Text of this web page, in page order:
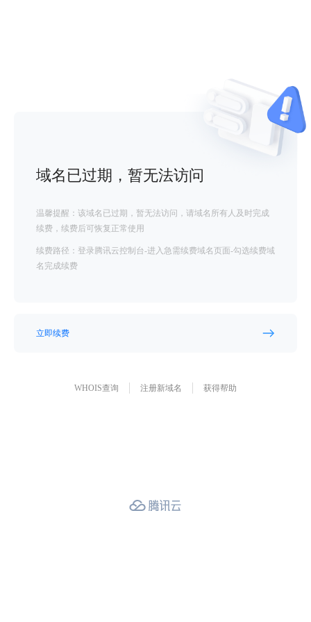
域名已过期，暂无法访问
温馨提醒：该域名已过期，暂无法访问，请域名所有人及时完成
续费，续费后可恢复正常使用
续费路径：登录腾讯云控制台-进入急需续费域名页面-勾选续费域
名完成续费
立即续费
WHOIS查询 注册新域名 获得帮助